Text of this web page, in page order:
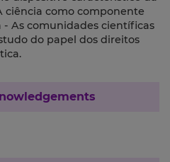
ciência como componente
As comunidades científicas
do papel dos direitos